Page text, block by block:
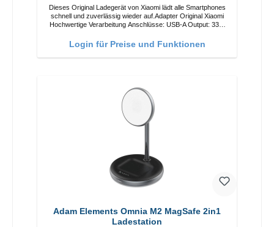
Dieses Original Ladegerät von Xiaomi lädt alle Smartphones
schnell und zuverlässig wieder auf.Adapter Original Xiaomi
Hochwertige Verarbeitung Anschlüsse: USB-A Output: 33W
Weiss
Login für Preise und Funktionen
Adam Elements Omnia M2 MagSafe 2in1
Ladestation